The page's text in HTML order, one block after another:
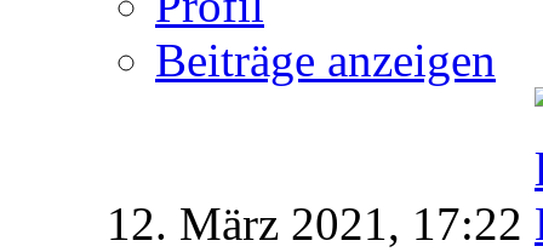
Beiträge anzeigen
12. März 2021, 17:22